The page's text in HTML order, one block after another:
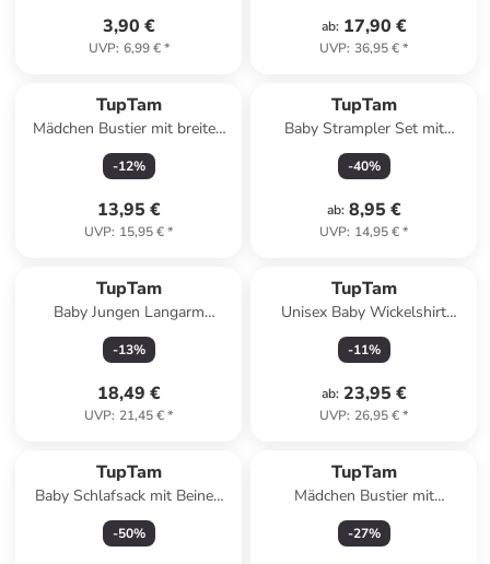
3,90 €
UVP: 6,99 €*
ab: 17,90 €
UVP: 36,95 €*
TupTam
Mädchen Bustier mit breiten
Trägern 5er Pack in rosa/blau
-12%
13,95 €
UVP: 15,95 €*
TupTam
Baby Strampler Set mit
Spruch in rot/weiß
-40%
ab: 8,95 €
UVP: 14,95 €*
TupTam
Baby Jungen Langarm
Wickelshirt 5er Set in
grau/beige
-13%
18,49 €
UVP: 21,45 €*
TupTam
Unisex Baby Wickelshirt
Langarm 5er Pack in
rosa/weiß
-11%
ab: 23,95 €
UVP: 26,95 €*
TupTam
Baby Schlafsack mit Beinen
und Ärmel ganzjährig in weiß
Modell 4
-50%
TupTam
Mädchen Bustier mit
Spaghettiträger 5er Pack in
blau
-27%